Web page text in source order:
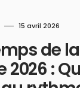
15 avril 2026
de la
2026 :